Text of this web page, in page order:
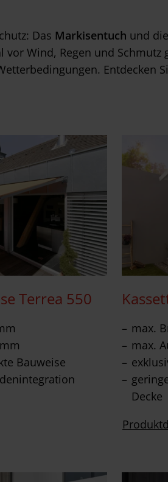
Das Markisentuch und die
vor Wind, Regen und Schmutz
Entdecken
Terrea 550
Bauweise
max.
max.
Decke